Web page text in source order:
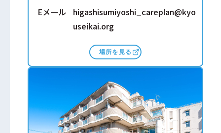
Eメール
higashisumiyoshi_careplan@kyo
useikai.org
場所を見る